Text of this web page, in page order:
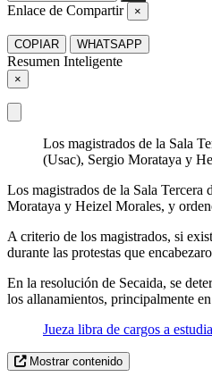
Enlace de Compartir ×
COPIAR WHATSAPP
Resumen Inteligente
×
Los magistrados de la Sala
(Usac), Sergio Morataya y
Los magistrados de la Sala Tercera
Morataya y Heizel Morales, y
A criterio de los magistrados, si
durante las protestas que
En la resolución de Secaida, se
los allanamientos, principalmente
Jueza libra de cargos a
Mostrar contenido